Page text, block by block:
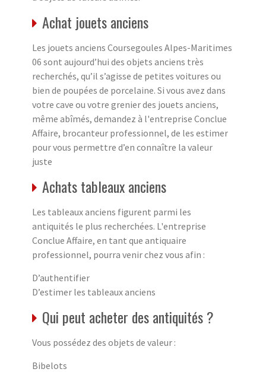
Achat jouets anciens
Les jouets anciens Coursegoules Alpes-Maritimes
06 sont aujourd’hui des objets anciens très
recherchés, qu’il s’agisse de petites voitures ou
bien de poupées de porcelaine. Si vous avez dans
votre cave ou votre grenier des jouets anciens,
même abîmés, demandez à l'entreprise Conclue
Affaire, brocanteur professionnel, de les estimer
pour vous permettre d’en connaître la valeur
juste
Achats tableaux anciens
Les tableaux anciens figurent parmi les
antiquités le plus recherchées. L'entreprise
Conclue Affaire, en tant que antiquaire
professionnel, pourra venir chez vous afin :
D’authentifier
D’estimer les tableaux anciens
Qui peut acheter des antiquités ?
Vous possédez des objets de valeur :
Bibelots